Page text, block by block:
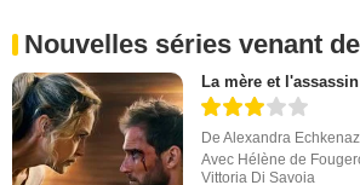
Nouvelles séries venant
La mère et l'assassin
DeAlexandra
Avec Hélène de
Vittoria Di Savoia